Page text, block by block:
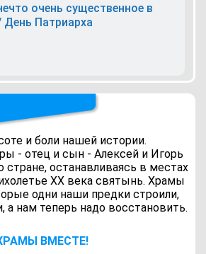
очень существенное в
Патриарха
и боли нашей истории.
- отец и сын - Алексей и Игорь
останавливаясь в местах
ХХ века святынь. Храмы
одни наши предки строили,
а нам теперь надо восстановить.
ВМЕСТЕ!